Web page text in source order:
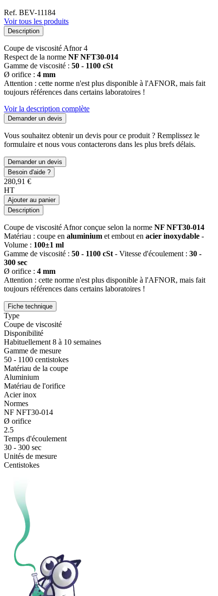
Ref. BEV-11184
Voir tous les produits
Description
Coupe de viscosité Afnor 4
Respect de la norme NF NFT30-014
Gamme de viscosité : 50 - 1100 cSt
Ø orifice : 4 mm
Attention : cette norme n'est plus disponible à l'AFNOR, mais fait
toujours références dans certains laboratoires !
Voir la description complète
Demander un devis
Vous souhaitez obtenir un devis pour ce produit ? Remplissez le
formulaire et nous vous contacterons dans les plus brefs délais.
Demander un devis
Besoin d'aide ?
280,91 €
HT
Ajouter au panier
Description
Coupe de viscosité Afnor conçue selon la norme NF NFT30-014
Matériau : coupe en aluminium et embout en acier inoxydable -
Volume : 100±1 ml
Gamme de viscosité : 50 - 1100 cSt- Vitesse d'écoulement : 30 -
300 sec
Ø orifice : 4 mm
Attention : cette norme n'est plus disponible à l'AFNOR, mais fait
toujours références dans certains laboratoires !
Fiche technique
Type
Coupe de viscosité
Disponibilité
Habituellement 8 à 10 semaines
Gamme de mesure
50 - 1100 centistokes
Matériau de la coupe
Aluminium
Matériau de l'orifice
Acier inox
Normes
NF NFT30-014
Ø orifice
2.5
Temps d'écoulement
30 - 300 sec
Unités de mesure
Centistokes